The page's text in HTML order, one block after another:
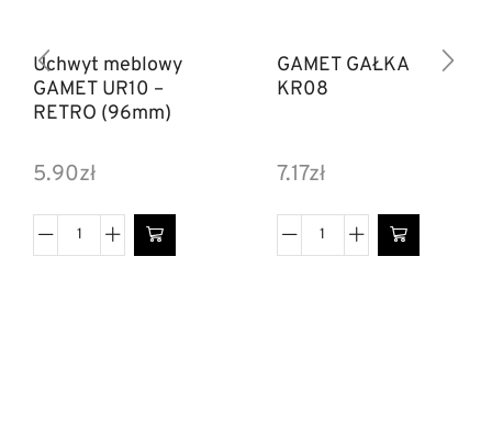
Uchwyt meblowy
GAMET UR10 –
RETRO (96mm)
5.90zł
GAMET GAŁKA
KR08
7.17zł